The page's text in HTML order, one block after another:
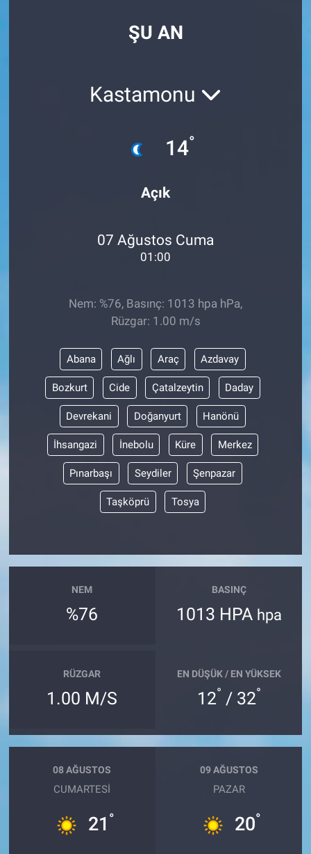
ŞU AN
Kastamonu
14°
Açık
07 Ağustos Cuma
01:00
Nem: %76, Basınç: 1013 hpa hPa,
Rüzgar: 1.00 m/s
Abana Ağlı Araç Azdavay
Bozkurt Cide Çatalzeytin Daday
Devrekani Doğanyurt Hanönü
İhsangazi İnebolu Küre Merkez
Pınarbaşı Seydiler Şenpazar
Taşköprü Tosya
NEM
%76
BASINÇ
1013 HPA hpa
RÜZGAR
1.00 M/S
EN DÜŞÜK / EN YÜKSEK
12° / 32°
08 AĞUSTOS
CUMARTESI
21 °
09 AĞUSTOS
PAZAR
20°